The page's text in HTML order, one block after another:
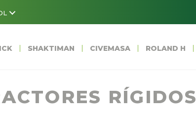
SHAKTIMAN CIVEMASA ROLAND H
RÍGIDOS